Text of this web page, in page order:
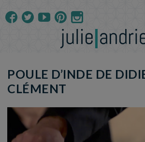
POULE D’INDE DE
CLÉMENT